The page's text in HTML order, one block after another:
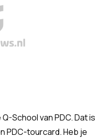
School van PDC. Dat is
PDC-tourcard. Heb je